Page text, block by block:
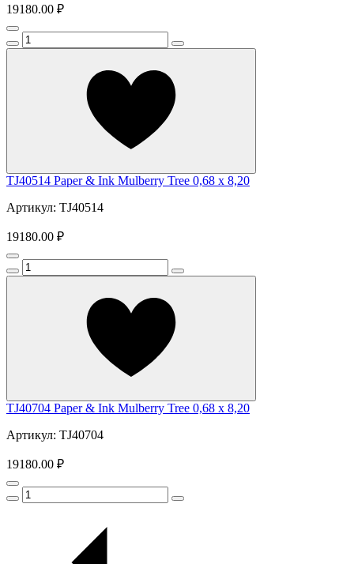
19180.00 ₽
TJ40514 Paper & Ink Mulberry Tree 0,68 x 8,20
Артикул: TJ40514
19180.00 ₽
TJ40704 Paper & Ink Mulberry Tree 0,68 x 8,20
Артикул: TJ40704
19180.00 ₽